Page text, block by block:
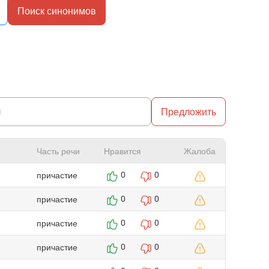
Поиск синонимов
Предложить
Часть речи Нравится
Жалоба
причастие
0 0
причастие 0 0
причастие 0 0
причастие 0 0